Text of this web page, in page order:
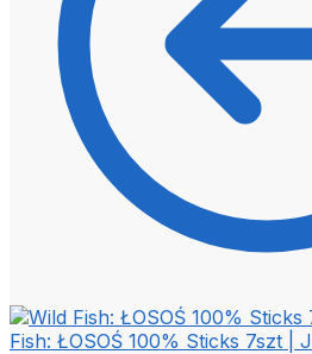
Fish: ŁOSOŚ 100% Sticks 7szt |